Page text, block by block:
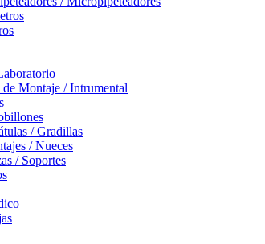
de Montaje / Intrumental
/ Gradillas
/ Nueces
/ Soportes